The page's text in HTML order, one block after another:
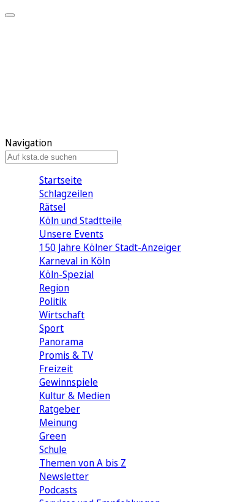
Navigation
Startseite
Schlagzeilen
Rätsel
Köln und Stadtteile
Unsere Events
150 Jahre Kölner Stadt-Anzeiger
Karneval in Köln
Köln-Spezial
Region
Politik
Wirtschaft
Sport
Panorama
Promis & TV
Freizeit
Gewinnspiele
Kultur & Medien
Ratgeber
Meinung
Green
Schule
Themen von A bis Z
Newsletter
Podcasts